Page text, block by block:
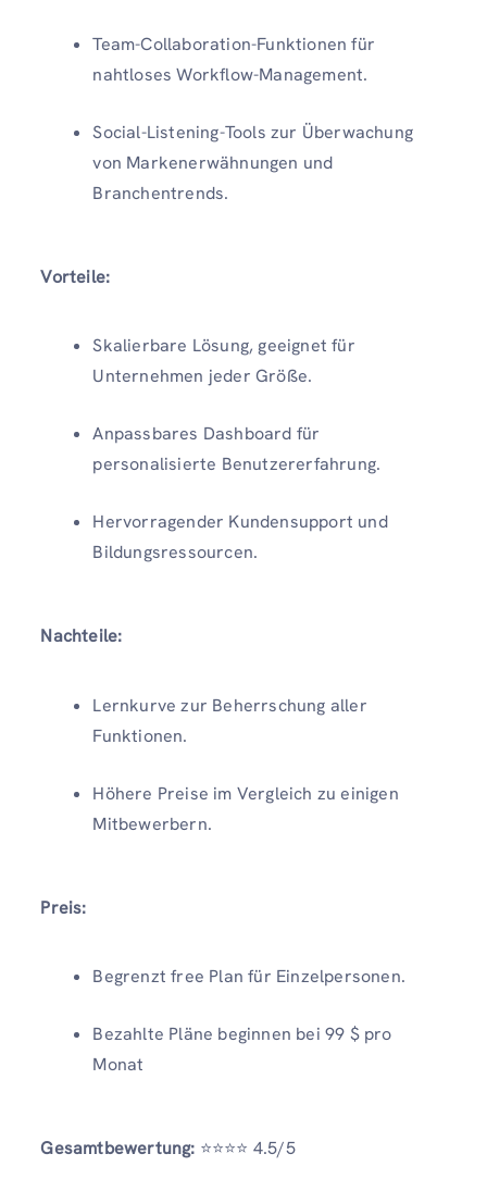
Team-Collaboration-Funktionen für
nahtloses Workflow-Management.
Social-Listening-Tools zur Überwachung
von Markenerwähnungen und
Branchentrends.
Vorteile:
Skalierbare Lösung, geeignet für
Unternehmen jeder Größe.
Anpassbares Dashboard für
personalisierte Benutzererfahrung.
Hervorragender Kundensupport und
Bildungsressourcen.
Nachteile:
Lernkurve zur Beherrschung aller
Funktionen.
Höhere Preise im Vergleich zu einigen
Mitbewerbern.
Preis:
Begrenzt free Plan für Einzelpersonen.
Bezahlte Pläne beginnen bei 99 $ pro
Monat
Gesamtbewertung: ⭐️⭐️⭐️⭐️ 4.5/5